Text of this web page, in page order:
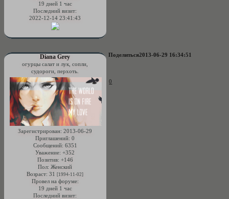
19 дней 1 час
Последний визит:
2022-12-14 23:41:43
Поделиться2013-06-29 16:34:51
Diana Grey
огурцы салат и лук, сопли,
судороги, перхоть.
Зарегистрирован: 2013-06-29
Приглашений: 0
Сообщений: 6351
Уважение: +352
Позитив: +146
Пол: Женский
Возраст: 31[1994-11-02]
Провел на форуме:
19 дней 1 час
Последний визит:
0